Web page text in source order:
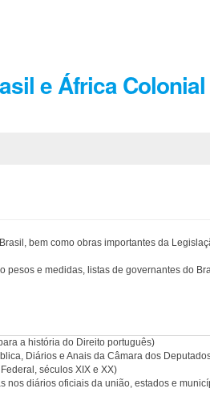
e África Colonial
bem como obras importantes da
pesos e medidas, listas de governantes do
a história do Direito português)
Diários e Anais da Câmara dos
séculos XIX e XX)
nos diários oficiais da união, estados e